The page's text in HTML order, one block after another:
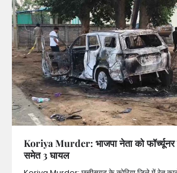
Koriya Murder: भाजपा नेता को फॉर्च्यूनर
समेत 3 घायल